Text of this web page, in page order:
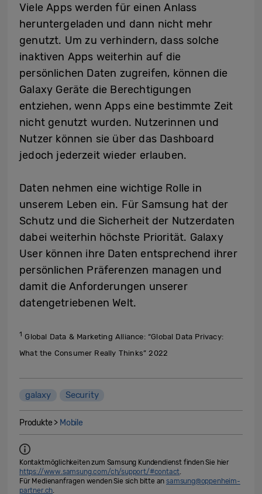
Viele Apps werden für einen Anlass
heruntergeladen und dann nicht mehr
genutzt. Um zu verhindern, dass solche
inaktiven Apps weiterhin auf die
persönlichen Daten zugreifen, können die
Galaxy Geräte die Berechtigungen
entziehen, wenn Apps eine bestimmte Zeit
nicht genutzt wurden. Nutzerinnen und
Nutzer können sie über das Dashboard
jedoch jederzeit wieder erlauben.
Daten nehmen eine wichtige Rolle in
unserem Leben ein. Für Samsung hat der
Schutz und die Sicherheit der Nutzerdaten
dabei weiterhin höchste Priorität. Galaxy
User können ihre Daten entsprechend ihrer
persönlichen Präferenzen managen und
damit die Anforderungen unserer
datengetriebenen Welt.
1 Global Data & Marketing Alliance: “Global Data Privacy:
What the Consumer Really Thinks” 2022
galaxy Security
Produkte > Mobile
Kontaktmöglichkeiten zum Samsung Kundendienst finden Sie hier
https://www.samsung.com/ch/support/#contact.
Für Medienanfragen wenden Sie sich bitte ansamsung@oppenheim-
partner.ch.